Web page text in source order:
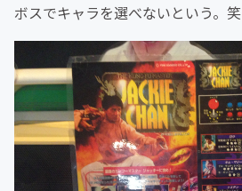
ボスでキャラを選べないという。笑